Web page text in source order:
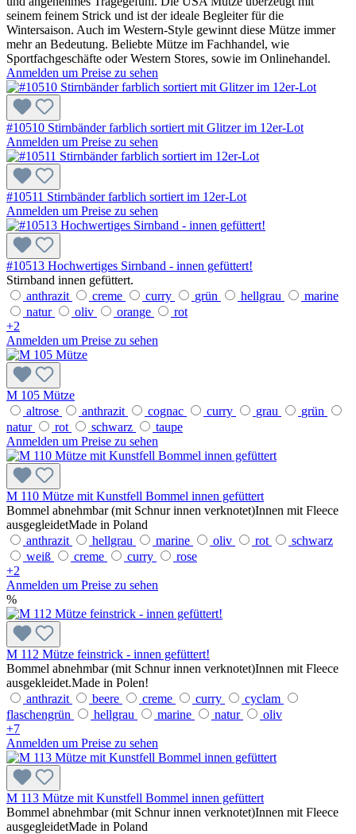
seinem feinem Strick und ist der ideale Begleiter für die
Wintersaison. Auch im Western-Style gewinnt diese Mütze immer
mehr an Bedeutung. Beliebte Mütze im Fachhandel, wie
Sportfachgeschäfte oder Western Stores, sowie im Onlinehandel.
Anmelden um Preise zu sehen
#10510 Stirnbänder farblich sortiert mit Glitzer im 12er-Lot
Anmelden um Preise zu sehen
#10511 Stirnbänder farblich sortiert im 12er-Lot
Anmelden um Preise zu sehen
#10513 Hochwertiges Sirnband - innen gefüttert!
Stirnband innen gefüttert.
anthrazit
creme curry grün hellgrau
marine
natur
oliv orange
rot
+2
Anmelden um Preise zu sehen
M 105 Mütze
altrose
anthrazit cognac curry grau
grün
natur
rot schwarz
taupe
Anmelden um Preise zu sehen
M 110 Mütze mit Kunstfell Bommel innen gefüttert
Bommel abnehmbar (mit Schnur innen verknotet)Innen mit Fleece
ausgegleidetMade in Poland
anthrazit
hellgrau marine oliv rot
schwarz
weiß
creme curry
rose
+2
Anmelden um Preise zu sehen
%
M 112 Mütze feinstrick - innen gefüttert!
Bommel abnehmbar (mit Schnur innen verknotet)Innen mit Fleece
ausgekleidet.Made in Polen!
anthrazit
beere creme curry
cyclam
flaschengrün
hellgrau marine natur
oliv
+7
Anmelden um Preise zu sehen
M 113 Mütze mit Kunstfell Bommel innen gefüttert
Bommel abnehmbar (mit Schnur innen verknotet)Innen mit Fleece
ausgegleidetMade in Poland